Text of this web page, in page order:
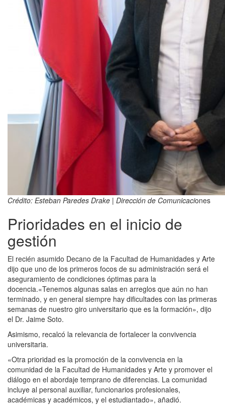
Crédito: Esteban Paredes Drake | Dirección de Comunicaciones
Prioridades en el inicio de
gestión
El recién asumido Decano de la Facultad de Humanidades y Arte
dijo que uno de los primeros focos de su administración será el
aseguramiento de condiciones óptimas para la
docencia.«Tenemos algunas salas en arreglos que aún no han
terminado, y en general siempre hay dificultades con las primeras
semanas de nuestro giro universitario que es la formación», dijo
el Dr. Jaime Soto.
Asimismo, recalcó la relevancia de fortalecer la convivencia
universitaria.
«Otra prioridad es la promoción de la convivencia en la
comunidad de la Facultad de Humanidades y Arte y promover el
diálogo en el abordaje temprano de diferencias. La comunidad
incluye al personal auxiliar, funcionarios profesionales,
académicas y académicos, y el estudiantado», añadió.